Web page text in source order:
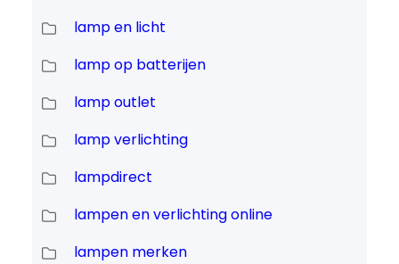
lamp en licht
lamp op batterijen
lamp outlet
lamp verlichting
lampdirect
lampen en verlichting online
lampen merken